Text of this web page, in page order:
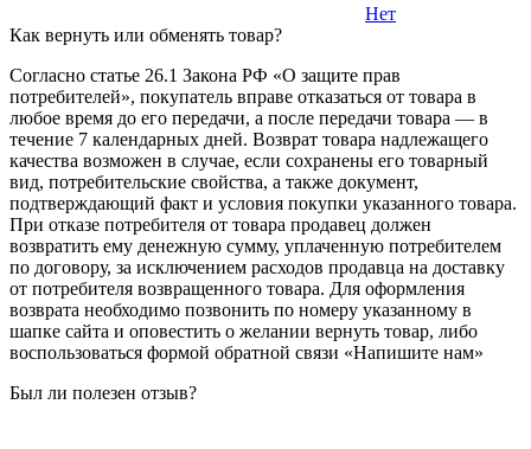
Нет
Как вернуть или обменять товар?
Согласно статье 26.1 Закона РФ «О защите прав
потребителей», покупатель вправе отказаться от товара в
любое время до его передачи, а после передачи товара — в
течение 7 календарных дней. Возврат товара надлежащего
качества возможен в случае, если сохранены его товарный
вид, потребительские свойства, а также документ,
подтверждающий факт и условия покупки указанного товара.
При отказе потребителя от товара продавец должен
возвратить ему денежную сумму, уплаченную потребителем
по договору, за исключением расходов продавца на доставку
от потребителя возвращенного товара. Для оформления
возврата необходимо позвонить по номеру указанному в
шапке сайта и оповестить о желании вернуть товар, либо
воспользоваться формой обратной связи «Напишите нам»
Был ли полезен отзыв?